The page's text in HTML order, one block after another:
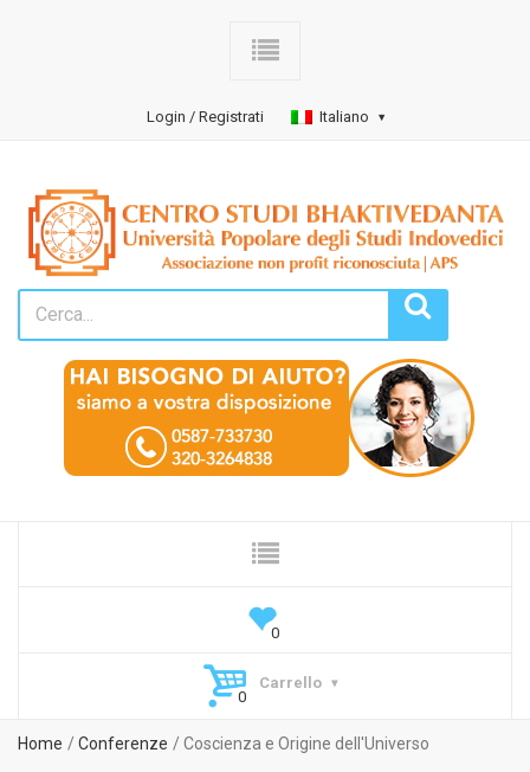
Login / Registrati Italiano
Carrello
Home Conferenze Coscienza e Origine dell'Universo